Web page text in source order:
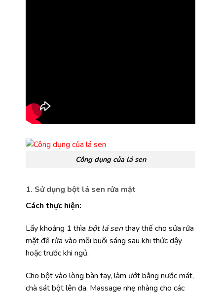
Công dụng của lá sen
1. Sử dụng bột lá sen rửa mặt
Cách thực hiện:
Lấy khoảng 1 thìa bột lá senthay thế cho sửa rửa
mặt để rửa vào mỗi buổi sáng sau khi thức dậy
hoặc trước khi ngủ.
Cho bột vào lòng bàn tay, làm ướt bằng nước mát,
chà sát bột lên da. Massage nhẹ nhàng cho các